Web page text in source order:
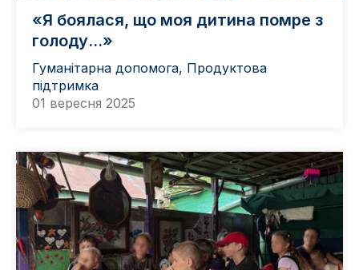
«Я боялася, що моя дитина помре з
голоду…»
Гуманітарна допомога, Продуктова
підтримка
01 вересня 2025